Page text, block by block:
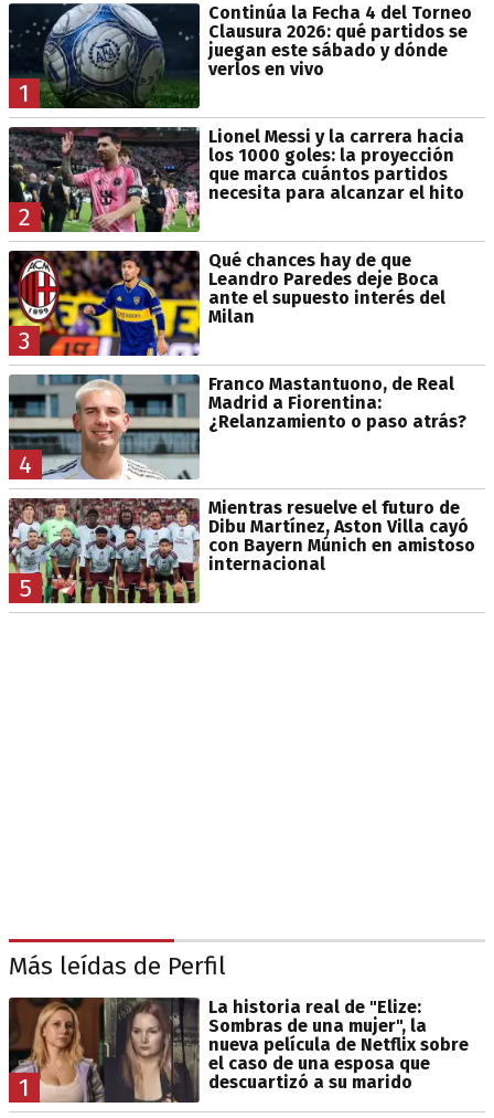
1
Continúa la Fecha 4 del Torneo
Clausura 2026: qué partidos se
juegan este sábado y dónde
verlos en vivo
2
Lionel Messi y la carrera hacia
los 1000 goles: la proyección
que marca cuántos partidos
necesita para alcanzar el hito
3
Qué chances hay de que
Leandro Paredes deje Boca
ante el supuesto interés del
Milan
4
Franco Mastantuono, de Real
Madrid a Fiorentina:
¿Relanzamiento o paso atrás?
5
Mientras resuelve el futuro de
Dibu Martínez, Aston Villa cayó
con Bayern Múnich en amistoso
internacional
Más leídas de Perfil
1
La historia real de "Elize:
Sombras de una mujer", la
nueva película de Netflix sobre
el caso de una esposa que
descuartizó a su marido